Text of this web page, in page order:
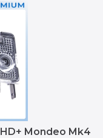
Mondeo Mk4